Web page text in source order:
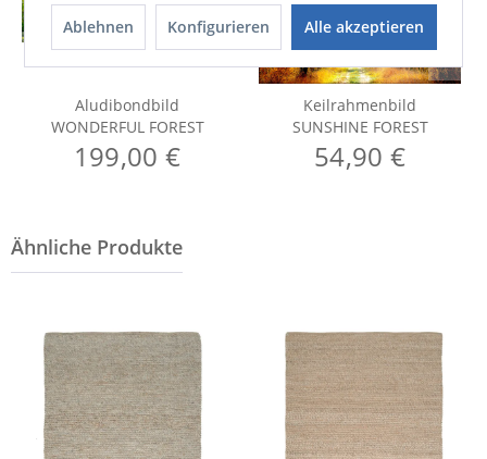
Aludibondbild
WONDERFUL FOREST
199,00 €
Keilrahmenbild
SUNSHINE FOREST
54,90 €
Ablehnen Konfigurieren Alle akzeptieren